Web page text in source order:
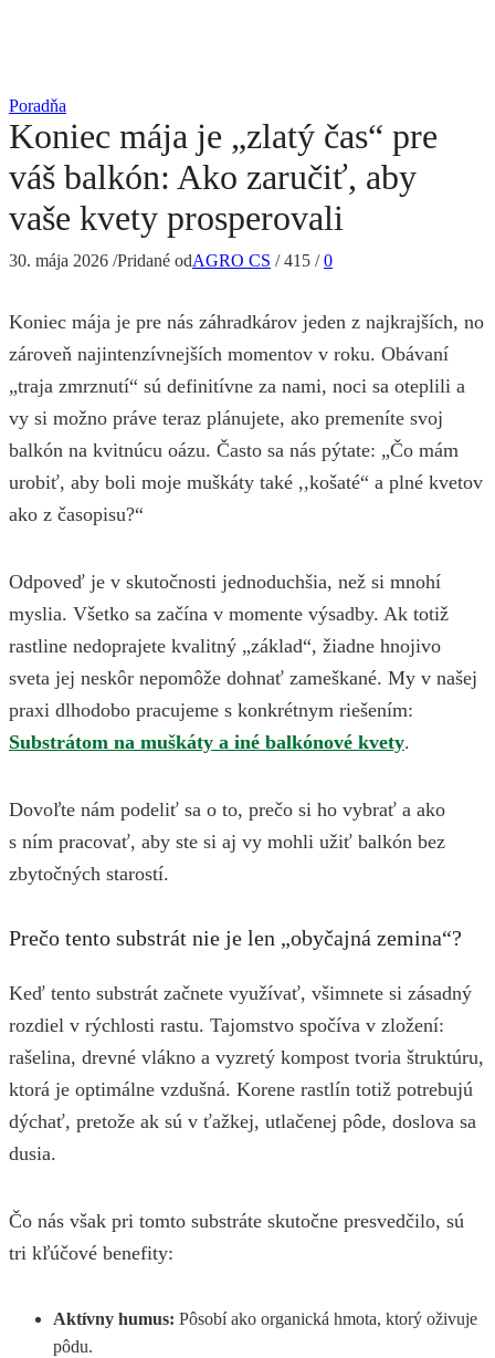
Poradňa
Koniec mája je „zlatý čas“ pre
váš balkón: Ako zaručiť, aby
vaše kvety prosperovali
30. mája 2026 /Pridané odAGRO CS / 415 / 0
Koniec mája je pre nás záhradkárov jeden z najkrajších, no
zároveň najintenzívnejších momentov v roku. Obávaní
„traja zmrznutí“ sú definitívne za nami, noci sa oteplili a
vy si možno práve teraz plánujete, ako premeníte svoj
balkón na kvitnúcu oázu. Často sa nás pýtate: „Čo mám
urobiť, aby boli moje muškáty také ,,košaté“ a plné kvetov
ako z časopisu?“
Odpoveď je v skutočnosti jednoduchšia, než si mnohí
myslia. Všetko sa začína v momente výsadby. Ak totiž
rastline nedoprajete kvalitný „základ“, žiadne hnojivo
sveta jej neskôr nepomôže dohnať zameškané. My v našej
praxi dlhodobo pracujeme s konkrétnym riešením:
Substrátom na muškáty a iné balkónové kvety.
Dovoľte nám podeliť sa o to, prečo si ho vybrať a ako
s ním pracovať, aby ste si aj vy mohli užiť balkón bez
zbytočných starostí.
Prečo tento substrát nie je len „obyčajná zemina“?
Keď tento substrát začnete využívať, všimnete si zásadný
rozdiel v rýchlosti rastu. Tajomstvo spočíva v zložení:
rašelina, drevné vlákno a vyzretý kompost tvoria štruktúru,
ktorá je optimálne vzdušná. Korene rastlín totiž potrebujú
dýchať, pretože ak sú v ťažkej, utlačenej pôde, doslova sa
dusia.
Čo nás však pri tomto substráte skutočne presvedčilo, sú
tri kľúčové benefity:
Aktívny humus: Pôsobí ako organická hmota, ktorý oživuje
pôdu.